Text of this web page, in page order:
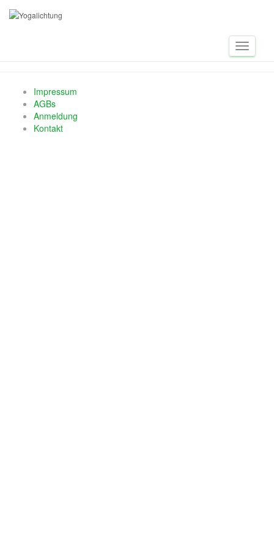
Toggle
Impressum
AGBs
Anmeldung
Kontakt